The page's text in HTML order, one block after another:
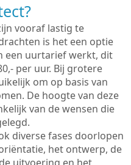
vooraf lastig te
is het een optie
een uurtarief werkt, dit
per uur. Bij grotere
om op basis van
De hoogte van deze
van de wensen die
diverse fases doorlopen
het ontwerp, de